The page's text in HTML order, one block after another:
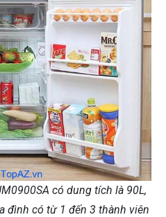
có dung tích là 90L,
đình có từ 1 đến 3 thành viên